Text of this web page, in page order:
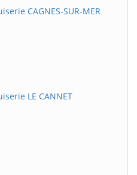
CAGNES-SUR-MER
LE CANNET